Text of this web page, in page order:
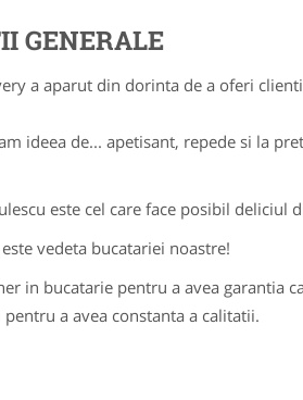
GENERALE
a aparut din dorinta de a oferi
ideea de... apetisant, repede si la
este cel care face posibil
vedeta bucatariei noastre!
in bucatarie pentru a avea garantia
a avea constanta a calitatii.